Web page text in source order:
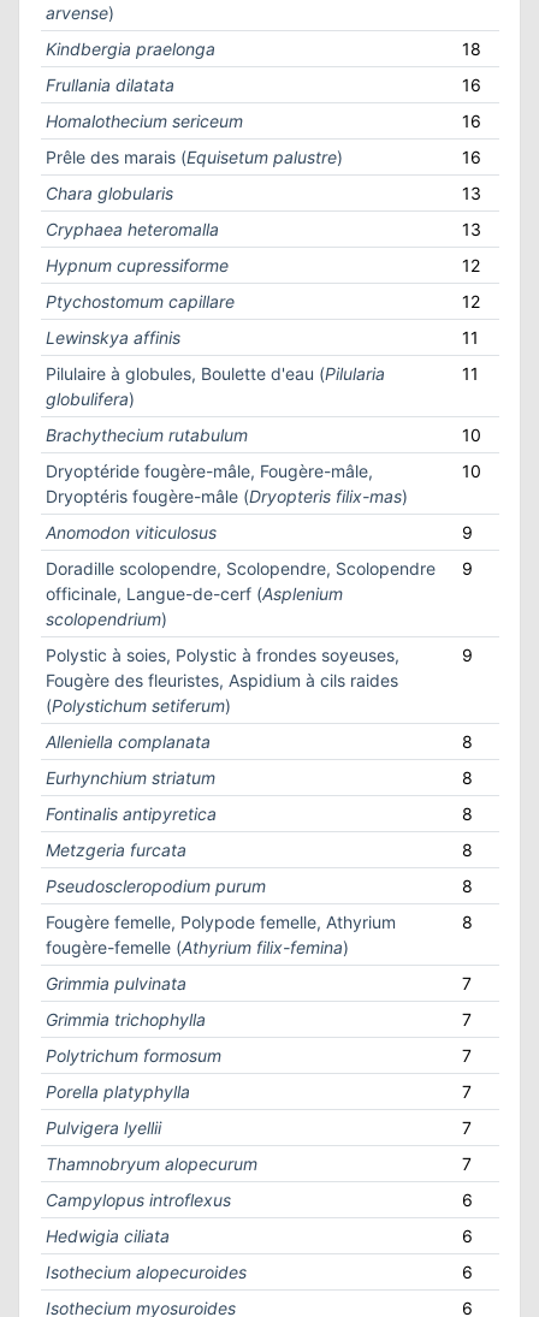
arvense)
Kindbergia praelonga
18
Frullania dilatata
16
Homalothecium sericeum
16
Prêle des marais (Equisetum palustre)
16
Chara globularis
13
Cryphaea heteromalla
13
Hypnum cupressiforme
12
Ptychostomum capillare
12
Lewinskya affinis
11
Pilulaire à globules, Boulette d'eau (Pilularia
globulifera)
11
Brachythecium rutabulum
10
Dryoptéride fougère-mâle, Fougère-mâle,
Dryoptéris fougère-mâle (Dryopteris filix-mas)
10
Anomodon viticulosus
9
Doradille scolopendre, Scolopendre, Scolopendre
officinale, Langue-de-cerf (Asplenium
scolopendrium)
9
Polystic à soies, Polystic à frondes soyeuses,
Fougère des fleuristes, Aspidium à cils raides
(Polystichum setiferum)
9
Alleniella complanata
8
Eurhynchium striatum
8
Fontinalis antipyretica
8
Metzgeria furcata
8
Pseudoscleropodium purum
8
Fougère femelle, Polypode femelle, Athyrium
fougère-femelle (Athyrium filix-femina)
8
Grimmia pulvinata
7
Grimmia trichophylla
7
Polytrichum formosum
7
Porella platyphylla
7
Pulvigera lyellii
7
Thamnobryum alopecurum
7
Campylopus introflexus
6
Hedwigia ciliata
6
Isothecium alopecuroides
6
Isothecium myosuroides
6